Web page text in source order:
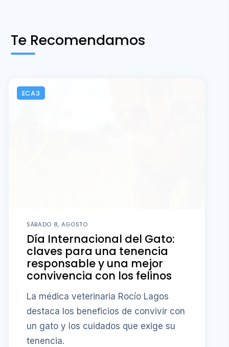
Te Recomendamos
ECA3
SÁBADO 8, AGOSTO
Día Internacional del Gato:
claves para una tenencia
responsable y una mejor
convivencia con los felinos
La médica veterinaria Rocío Lagos
destaca los beneficios de convivir con
un gato y los cuidados que exige su
tenencia.